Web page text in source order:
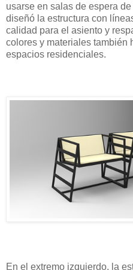
usarse en salas de espera
diseñó la estructura con
calidad para el asiento y
colores y materiales también
espacios residenciales.
En el extremo izquierdo, la